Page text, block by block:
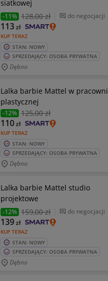
siatkowej
-11% 128,00 zł do negocjacji
KUP TERAZ
113zł
STAN: NOWY
SPRZEDAJĄCY: OSOBA PRYWATNA
Dębno
Lalka barbie Mattel w pracowni
plastycznej
-12% 125,00 zł
KUP TERAZ
110zł
STAN: NOWY
SPRZEDAJĄCY: OSOBA PRYWATNA
Dębno
Lalka barbie Mattel studio
projektowe
-12% 159,00 zł do negocjacji
KUP TERAZ
139zł
STAN: NOWY
SPRZEDAJĄCY: OSOBA PRYWATNA
Dębno